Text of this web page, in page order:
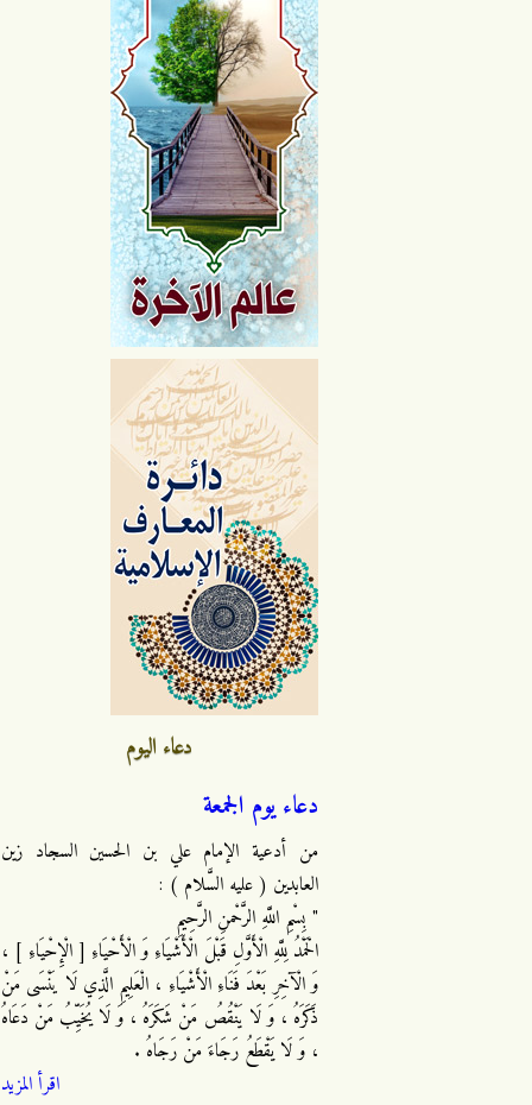
دعاء اليوم
دعاء يوم الجمعة
من أدعية الإمام علي بن الحسين السجاد زين
العابدين ( عليه السَّلام ) :
" بِسْمِ اللَّهِ الرَّحْمنِ الرَّحِيمِ
الْحَمْدُ لِلَّهِ الْأَوَّلِ قَبْلَ الْأَشْيَاءِ وَ الْأَحْيَاءِ [ الْإِحْيَاءِ ] ،
وَ الْآخِرِ بَعْدَ فَنَاءِ الْأَشْيَاءِ ، الْعَلِيمِ الَّذِي لَا يَنْسَى مَنْ
ذَكَرَهُ ، وَ لَا يَنْقُصُ مَنْ شَكَرَهُ ، وَ لَا يُخَيِّبُ مَنْ دَعَاهُ
، وَ لَا يَقْطَعُ رَجَاءَ مَنْ رَجَاهُ .
اقرأ المزيد